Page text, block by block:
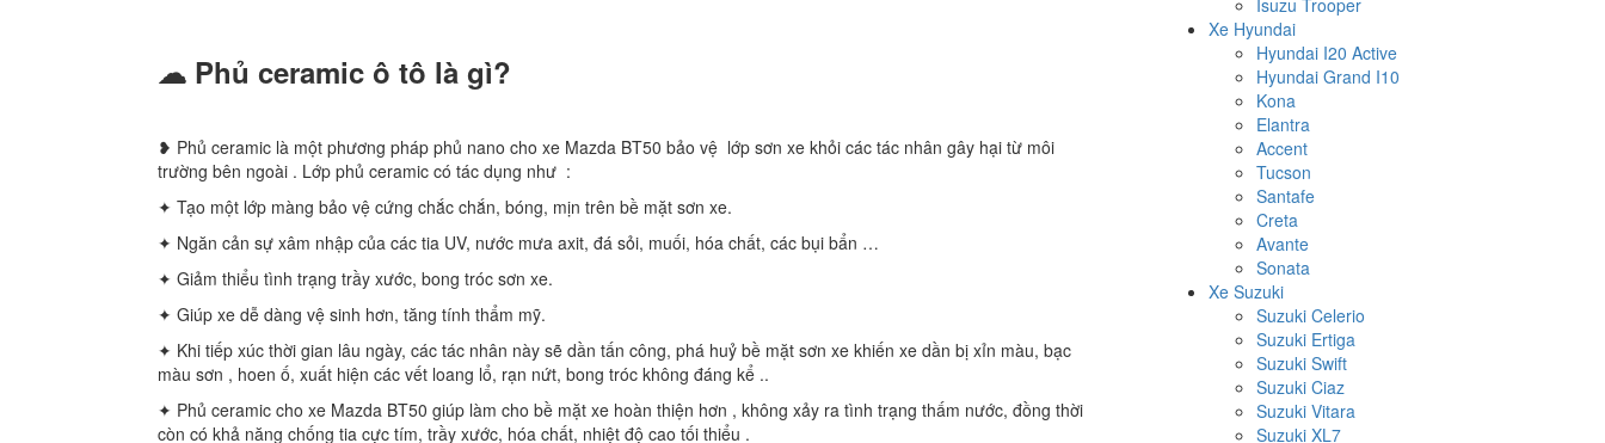
☁ Phủ ceramic ô tô là gì?
❥ Phủ ceramic là một phương pháp phủ nano cho xe Mazda BT50 bảo vệ lớp sơn xe khỏi các tác nhân gây hại từ môi
trường bên ngoài . Lớp phủ ceramic có tác dụng như :
✦ Tạo một lớp màng bảo vệ cứng chắc chắn, bóng, mịn trên bề mặt sơn xe.
✦ Ngăn cản sự xâm nhập của các tia UV, nước mưa axit, đá sỏi, muối, hóa chất, các bụi bẩn …
✦ Giảm thiểu tình trạng trầy xước, bong tróc sơn xe.
✦ Giúp xe dễ dàng vệ sinh hơn, tăng tính thẩm mỹ.
✦ Khi tiếp xúc thời gian lâu ngày, các tác nhân này sẽ dần tấn công, phá huỷ bề mặt sơn xe khiến xe dần bị xỉn màu, bạc
màu sơn , hoen ố, xuất hiện các vết loang lổ, rạn nứt, bong tróc không đáng kể ..
✦ Phủ ceramic cho xe Mazda BT50 giúp làm cho bề mặt xe hoàn thiện hơn , không xảy ra tình trạng thấm nước, đồng thời
còn có khả năng chống tia cực tím, trầy xước, hóa chất, nhiệt độ cao tối thiểu .
Xe Hyundai
Hyundai I20 Active
Hyundai Grand I10
Kona
Elantra
Accent
Tucson
Santafe
Creta
Avante
Sonata
Xe Suzuki
Suzuki Celerio
Suzuki Ertiga
Suzuki Swift
Suzuki Ciaz
Suzuki Vitara
Suzuki XL7